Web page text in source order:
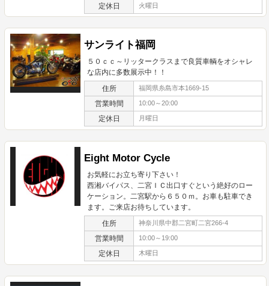
定休日 火曜日
サンライト福岡
５０ｃｃ～リッタークラスまで良質車輌をオシャレ
な店内に多数展示中！！
住所 福岡県糸島市本1669-15
営業時間 10:00～20:00
定休日 月曜日
Eight Motor Cycle
お気軽にお立ち寄り下さい！
西湘バイパス、二宮ＩＣ出口すぐという絶好のロー
ケーション。二宮駅から６５０ｍ。お車も駐車でき
ます。ご来店お待ちしています。
住所 神奈川県中郡二宮町二宮266-4
営業時間 10:00～19:00
定休日 木曜日